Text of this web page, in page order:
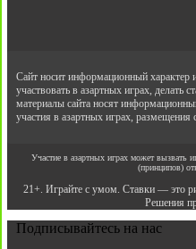
Сайт носит информационный характер
участвовать в азартных играх, делать
материалы сайта носят
участия в азартных играх,
Участие в азартных играх может вызвать
(принципов)
21+. Играйте с умом. Ставки — это
Решения
Подписывайтесь на нас